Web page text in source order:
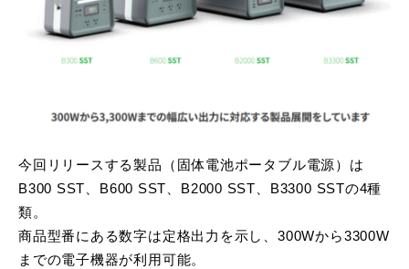
今回リリースする製品（固体電池ポータブル電源）は
B300 SST、B600 SST、B2000 SST、B3300 SSTの4種
類。
商品型番にある数字は定格出力を示し、300Wから3300W
までの電子機器が利用可能。